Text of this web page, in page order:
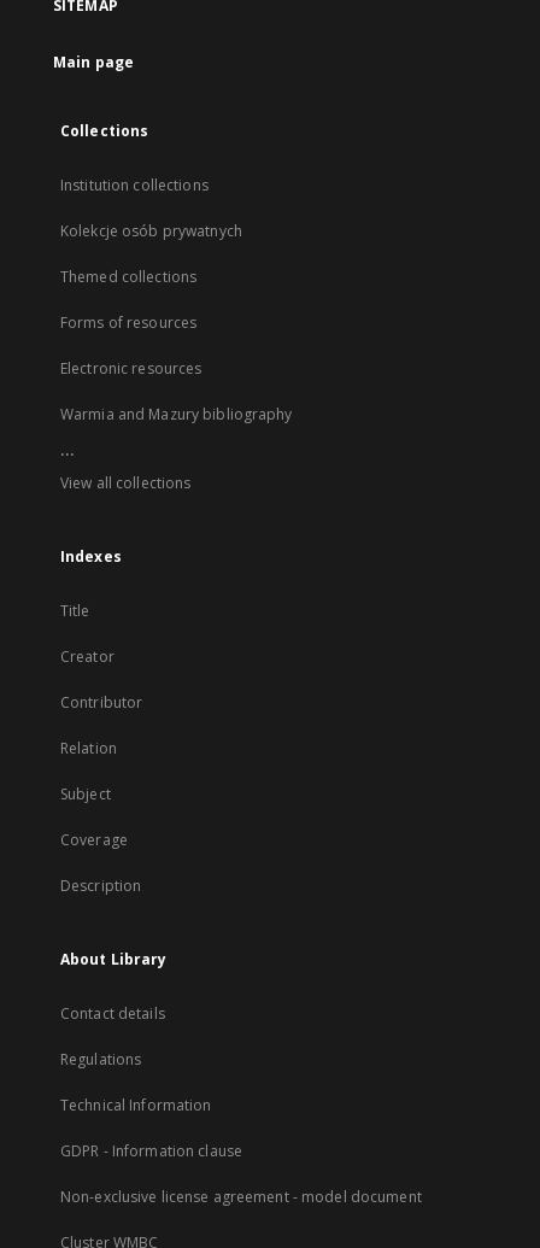
SITEMAP
Main page
Collections
Institution collections
Kolekcje osób prywatnych
Themed collections
Forms of resources
Electronic resources
Warmia and Mazury bibliography
...
View all collections
Indexes
Title
Creator
Contributor
Relation
Subject
Coverage
Description
About Library
Contact details
Regulations
Technical Information
GDPR - Information clause
Non-exclusive license agreement - model document
Cluster WMBC